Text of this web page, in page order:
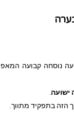
נוסחה קבועה
ישועה
בתפקיד מתווך.